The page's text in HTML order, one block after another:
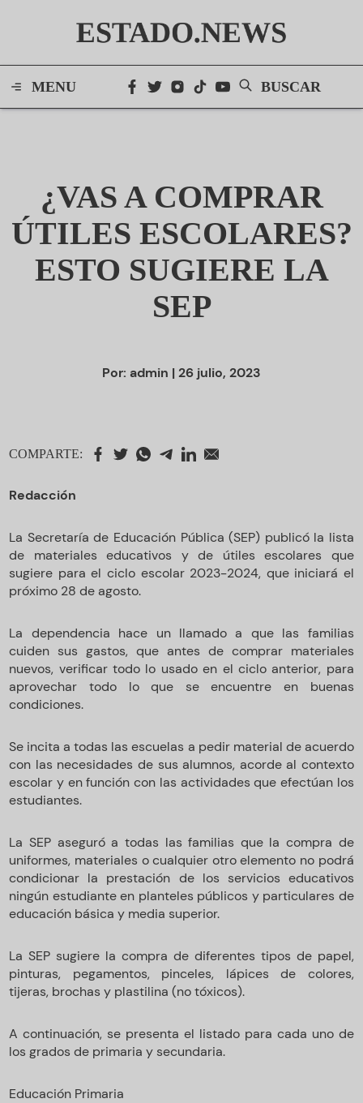
ESTADO.NEWS
MENU BUSCAR
¿VAS A COMPRAR
ÚTILES ESCOLARES?
ESTO SUGIERE LA
SEP
Por: admin | 26 julio, 2023
COMPARTE:
Redacción
La Secretaría de Educación Pública (SEP) publicó la lista
de materiales educativos y de útiles escolares que
sugiere para el ciclo escolar 2023-2024, que iniciará el
próximo 28 de agosto.
La dependencia hace un llamado a que las familias
cuiden sus gastos, que antes de comprar materiales
nuevos, verificar todo lo usado en el ciclo anterior, para
aprovechar todo lo que se encuentre en buenas
condiciones.
Se incita a todas las escuelas a pedir material de acuerdo
con las necesidades de sus alumnos, acorde al contexto
escolar y en función con las actividades que efectúan los
estudiantes.
La SEP aseguró a todas las familias que la compra de
uniformes, materiales o cualquier otro elemento no podrá
condicionar la prestación de los servicios educativos
ningún estudiante en planteles públicos y particulares de
educación básica y media superior.
La SEP sugiere la compra de diferentes tipos de papel,
pinturas, pegamentos, pinceles, lápices de colores,
tijeras, brochas y plastilina (no tóxicos).
A continuación, se presenta el listado para cada uno de
los grados de primaria y secundaria.
Educación Primaria